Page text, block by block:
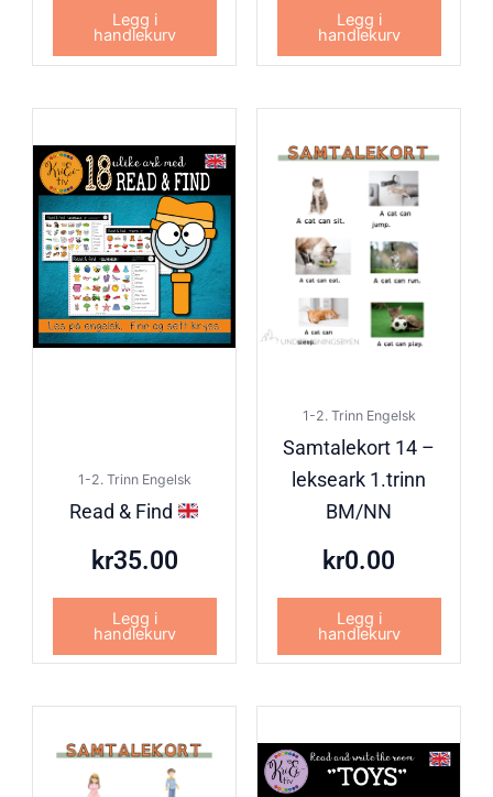
Legg i
handlekurv
Legg i
handlekurv
1-2. Trinn Engelsk
Read & Find
kr35.00
Legg i
handlekurv
1-2. Trinn Engelsk
Samtalekort 14 –
lekseark 1.trinn
BM/NN
kr0.00
Legg i
handlekurv